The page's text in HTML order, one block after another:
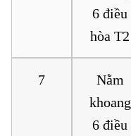
6 điều
hòa T2
7
Nằm
khoang
6 điều